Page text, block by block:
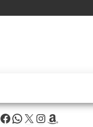
Facebook
WhatsApp
X Instagram
Amazon